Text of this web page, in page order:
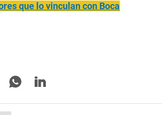
que lo vinculan con Boca